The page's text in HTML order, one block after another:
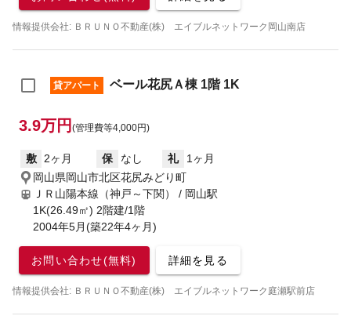
情報提供会社: ＢＲＵＮＯ不動産(株) エイブルネットワーク岡山南店
貸アパート ベール花尻Ａ棟 1階 1K
3.9万円 (管理費等4,000円)
敷 2ヶ月 保 なし 礼
1ヶ月
岡山県岡山市北区花尻みどり町
ＪＲ山陽本線（神戸～下関） / 岡山駅
1K(26.49㎡) 2階建/1階
2004年5月(築22年4ヶ月)
お問い合わせ(無料) 詳細を見る
情報提供会社: ＢＲＵＮＯ不動産(株) エイブルネットワーク庭瀬駅前店